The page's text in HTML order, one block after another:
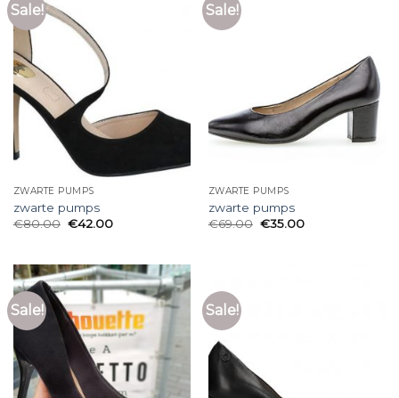
Sale!
ZWARTE PUMPS
zwarte pumps
€80.00 €42.00
Sale!
ZWARTE PUMPS
zwarte pumps
€69.00 €35.00
Sale! Sale!